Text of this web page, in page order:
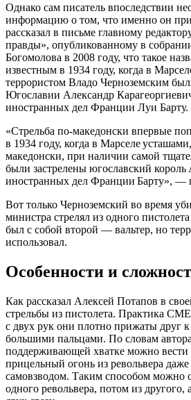
Однако сам писатель впоследствии
информацию о том, что именно он
рассказал в письме главному
правды», опубликованному в
Богомолова в 2008 году, что такое
известным в 1934 году, когда в
террористом Владо Черноземским
Югославии Александр
иностранных дел Франции Луи Барту.
«Стрельба по-македонски впервые
в 1934 году, когда в Марселе
македонски, при наличии самой
были застрелены югославский
иностранных дел Франции Барту», —
Вот только Черноземский во время
министра стрелял из одного
был с собой второй — вальтер, но
использовал.
Особенности и
Как рассказал Алексей Потапов в
стрельбы из пистолета. Практика
с двух рук они плотно прижаты друг
большими пальцами. По словам
поддерживающей хватке можно
прицельный огонь из револьвера
самовзводом. Таким способом можно
одного револьвера, потом из другого,